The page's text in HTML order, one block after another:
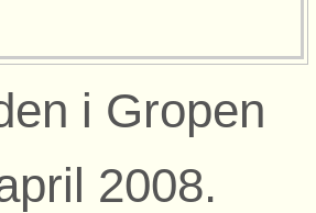
i Gropen
2008.